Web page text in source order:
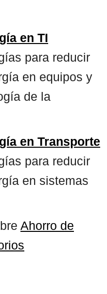
en TI
para reducir
en equipos y
de la
en Transporte
para reducir
en sistemas
Ahorro de